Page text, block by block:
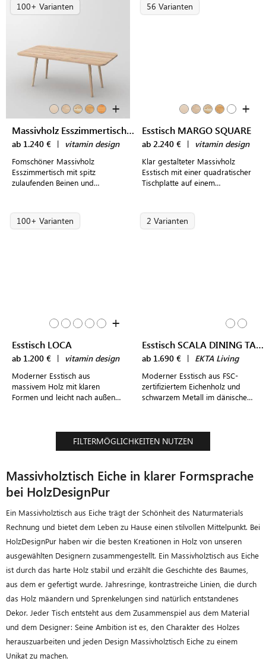
100+ Varianten
+
Massivholz Esszimmertisch UNA
ab 1.240 € | vitamin design
Fomschöner Massivholz
Esszimmertisch mit spitz
zulaufenden Beinen und
56 Varianten
+
Esstisch MARGO SQUARE
ab 2.240 € | vitamin design
Klar gestalteter Massivholz
Esstisch mit einer quadratischer
Tischplatte auf einem
100+ Varianten
+
Esstisch LOCA
ab 1.200 € | vitamin design
Moderner Esstisch aus
massivem Holz mit klaren
Formen und leicht nach außen
2 Varianten
Esstisch SCALA DINING TABLE
ab 1.690 € | EKTA Living
Moderner Esstisch aus FSC-
zertifiziertem Eichenholz und
schwarzem Metall im dänischen
FILTERMÖGLICHKEITEN NUTZEN
Massivholztisch Eiche in klarer Formsprache
bei HolzDesignPur
Ein Massivholztisch aus Eiche trägt der Schönheit des Naturmaterials
Rechnung und bietet dem Leben zu Hause einen stilvollen Mittelpunkt. Bei
HolzDesignPur haben wir die besten Kreationen in Holz von unseren
ausgewählten Designern zusammengestellt. Ein Massivholztisch aus Eiche
ist durch das harte Holz stabil und erzählt die Geschichte des Baumes,
aus dem er gefertigt wurde. Jahresringe, kontrastreiche Linien, die durch
das Holz mäandern und Sprenkelungen sind natürlich entstandenes
Dekor. Jeder Tisch entsteht aus dem Zusammenspiel aus dem Material
und dem Designer: Seine Ambition ist es, den Charakter des Holzes
herauszuarbeiten und jeden Design Massivholztisch Eiche zu einem
Unikat zu machen.